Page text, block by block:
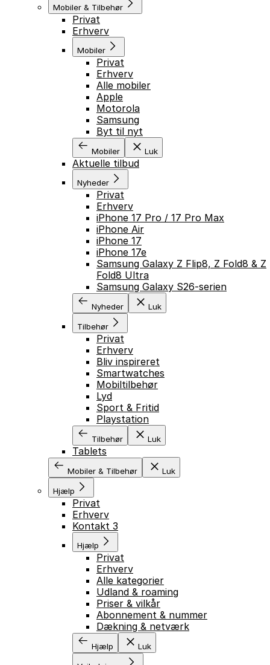
Mobiler & Tilbehør
Privat
Erhverv
Mobiler
Privat
Erhverv
Alle mobiler
Apple
Motorola
Samsung
Byt til nyt
Mobiler Luk
Aktuelle tilbud
Nyheder
Privat
Erhverv
iPhone 17 Pro / 17 Pro Max
iPhone Air
iPhone 17
iPhone 17e
Samsung Galaxy Z Flip8, Z Fold8 & Z
Fold8 Ultra
Samsung Galaxy S26-serien
Nyheder Luk
Tilbehør
Privat
Erhverv
Bliv inspireret
Smartwatches
Mobiltilbehør
Lyd
Sport & Fritid
Playstation
Tilbehør Luk
Tablets
Mobiler & Tilbehør Luk
Hjælp
Privat
Erhverv
Kontakt 3
Hjælp
Privat
Erhverv
Alle kategorier
Udland & roaming
Priser & vilkår
Abonnement & nummer
Dækning & netværk
Hjælp Luk